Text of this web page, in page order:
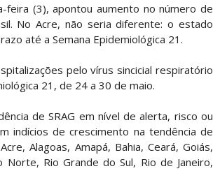
feira (3), apontou aumento no número de
No Acre, não seria diferente: o estado
até a Semana Epidemiológica 21.
pelo vírus sincicial respiratório
21, de 24 a 30 de maio.
de SRAG em nível de alerta, risco ou
indícios de crescimento na tendência de
Alagoas, Amapá, Bahia, Ceará, Goiás,
Rio Grande do Sul, Rio de Janeiro,